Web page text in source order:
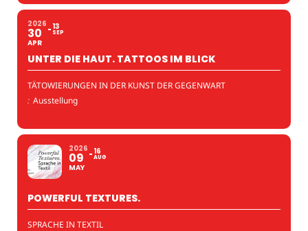
2026
30
APR
13
SEP
UNTER DIE HAUT. TATTOOS IM BLICK
TÄTOWIERUNGEN IN DER KUNST DER GEGENWART
: Ausstellung
2026
09
MAY
16
AUG
POWERFUL TEXTURES.
SPRACHE IN TEXTIL